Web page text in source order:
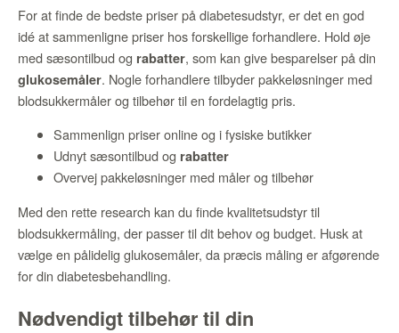
For at finde de bedste priser på diabetesudstyr, er det en god
idé at sammenligne priser hos forskellige forhandlere. Hold øje
med sæsontilbud og rabatter, som kan give besparelser på din
glukosemåler. Nogle forhandlere tilbyder pakkeløsninger med
blodsukkermåler og tilbehør til en fordelagtig pris.
Sammenlign priser online og i fysiske butikker
Udnyt sæsontilbud og rabatter
Overvej pakkeløsninger med måler og tilbehør
Med den rette research kan du finde kvalitetsudstyr til
blodsukkermåling, der passer til dit behov og budget. Husk at
vælge en pålidelig glukosemåler, da præcis måling er afgørende
for din diabetesbehandling.
Nødvendigt tilbehør til din